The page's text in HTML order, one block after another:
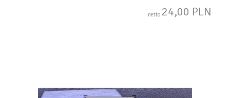
netto 24,00 PLN